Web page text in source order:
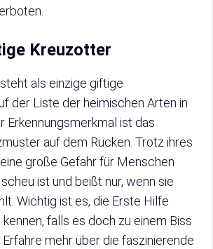
Kreuzotter
als einzige giftige
der Liste der heimischen Arten in
Erkennungsmerkmal ist das
auf dem Rücken. Trotz ihres
große Gefahr für Menschen
ist und beißt nur, wenn sie
Wichtig ist es, die Erste Hilfe
falls es doch zu einem Biss
mehr über die faszinierende